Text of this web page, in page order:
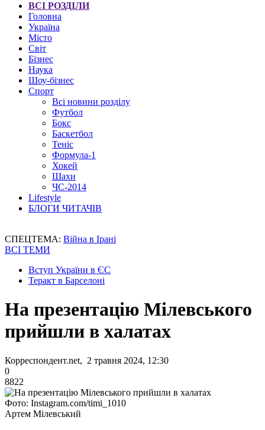
ВСІ РОЗДІЛИ
Головна
Україна
Місто
Світ
Бізнес
Наука
Шоу-бізнес
Спорт
Всі новини розділу
Футбол
Бокс
Баскетбол
Теніс
Формула-1
Хокей
Шахи
ЧС-2014
Lifestyle
БЛОГИ ЧИТАЧІВ
СПЕЦТЕМА: Війна в Ірані
ВСІ ТЕМИ
Вступ України в ЄС
Теракт в Барселоні
На презентацію Мілевського
прийшли в халатах
Корреспондент.net, 2 травня 2024, 12:30
0
8822
Фото: Instagram.com/timi_1010
Артем Мілевський